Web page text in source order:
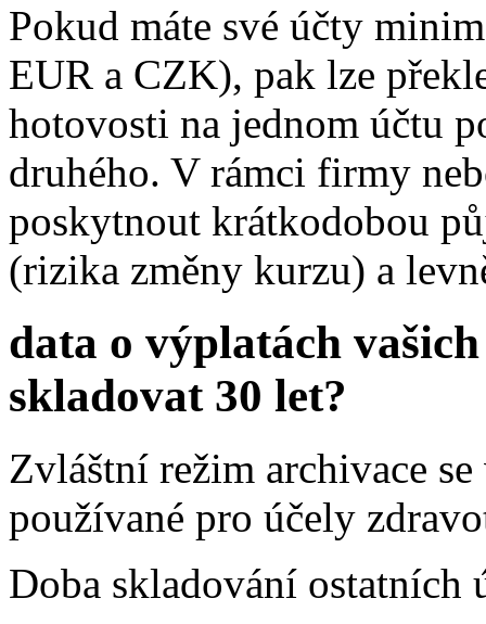
Pokud máte své účty
EUR a CZK), pak lze
hotovosti na jednom účtu
druhého. V rámci firmy
poskytnout krátkodobou
(rizika změny kurzu) a
data o výplatách
skladovat 30 let?
Zvláštní režim archivace
používané pro účely
Doba skladování ostatních